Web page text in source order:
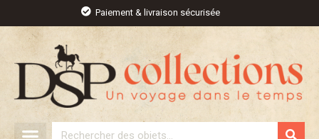
contenu
Paiement & livraison sécurisée
Rechercher